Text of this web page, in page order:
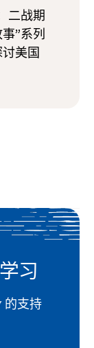
二战期
”系列
美国
习
支持